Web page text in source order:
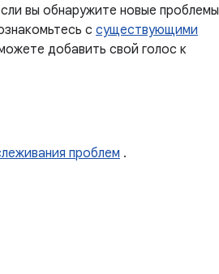
вы обнаружите новые проблемы
с существующими
добавить свой голос к
проблем .